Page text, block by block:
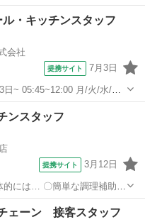
でサポートしますので安心
・キッチンスタッフ
会社
提携サイト 7月3日
5-5 ホテルルートイン東京池袋 池袋駅徒歩6分 [...
ンスタッフ
提携サイト 3月12日
的には… 〇簡単な調理補助
でサポートしますので安心
ェーン 接客スタッフ